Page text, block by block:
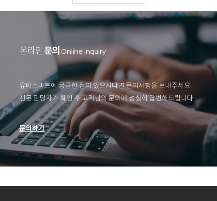
온라인 문의 Online Inquiry
유비스마트에 궁금한 점이 있으시다면 문의사항을 보내주세요.
전문 담당자가 확인 후 고객님의 문의에 성실히 답변해드립니다.
문의하기